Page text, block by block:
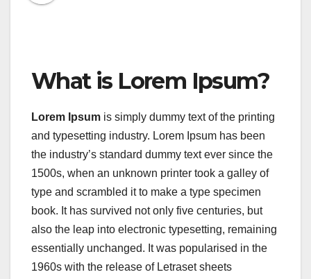
What is Lorem Ipsum?
Lorem Ipsum is simply dummy text of the printing
and typesetting industry. Lorem Ipsum has been
the industry’s standard dummy text ever since the
1500s, when an unknown printer took a galley of
type and scrambled it to make a type specimen
book. It has survived not only five centuries, but
also the leap into electronic typesetting, remaining
essentially unchanged. It was popularised in the
1960s with the release of Letraset sheets